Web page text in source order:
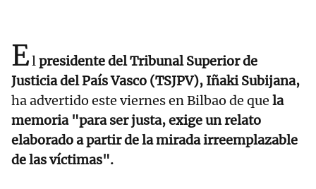
Elpresidente del Tribunal Superior de
Justicia del País Vasco (TSJPV), Iñaki Subijana,
ha advertido este viernes en Bilbao de que la
memoria "para ser justa, exige un relato
elaborado a partir de la mirada irreemplazable
de las víctimas".